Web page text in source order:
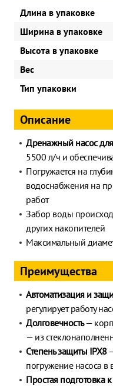
Длина в упаковке
Ширина в упаковке
Высота в упаковке
Вес
Тип упаковки
Описание
Дренажный насос
5500 л/ч и
Погружается на
водоснабжения на
работ
Забор воды
других накопителей
Максимальный
Преимущества
Автоматизация и
регулирует работу
Долговечность—
— из
Степень защиты IPX8
погружение насоса
Простая подготовка